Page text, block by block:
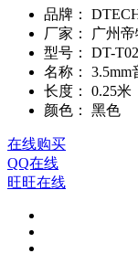
品牌：
厂家：
广州
型号：
DT-
名称：
3.5mm
长度：
0.25米
颜色：
黑色
在线购买
QQ在线
旺旺在线